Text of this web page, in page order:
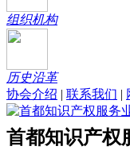
组织机构
历史沿革
协会介绍
联系我们
首都知识产权